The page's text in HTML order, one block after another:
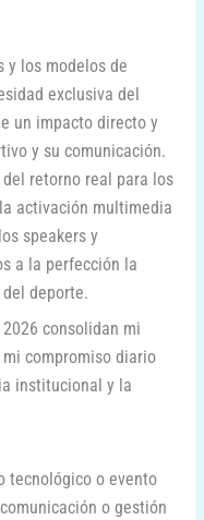
y los modelos de
exclusiva del
un impacto directo y
y su comunicación.
retorno real para los
activación multimedia
speakers y
a la perfección la
deporte.
consolidan mi
compromiso diario
institucional y la
tecnológico o evento
o gestión